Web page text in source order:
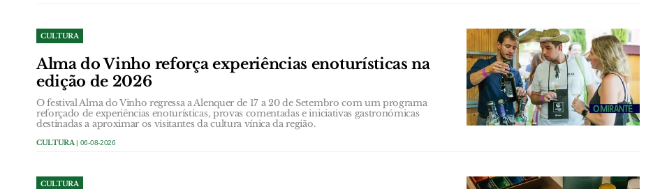
CULTURA
Alma do Vinho reforça experiências enoturísticas na
edição de 2026
O festival Alma do Vinho regressa a Alenquer de 17 a 20 de Setembro com um programa
reforçado de experiências enoturísticas, provas comentadas e iniciativas gastronómicas
destinadas a aproximar os visitantes da cultura vínica da região.
CULTURA | 06-08-2026
CULTURA